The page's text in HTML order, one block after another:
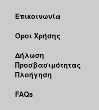
Επικοινωνία
Όροι Χρήσης
Δήλωση
Προσβασιμότητας
Πλοήγηση
FAQs